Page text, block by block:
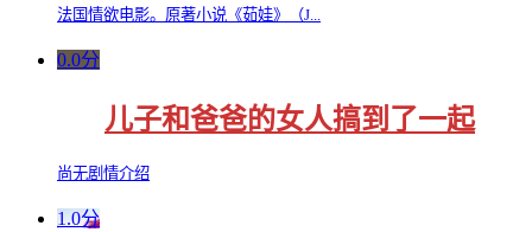
法国情欲电影。原著小说《茹娃》（J...
0.0分
儿子和爸爸的女人搞到了一起
尚无剧情介绍
1.0分